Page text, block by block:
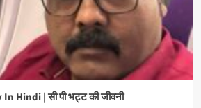
Hindi | सी पी भट्ट की जीवनी